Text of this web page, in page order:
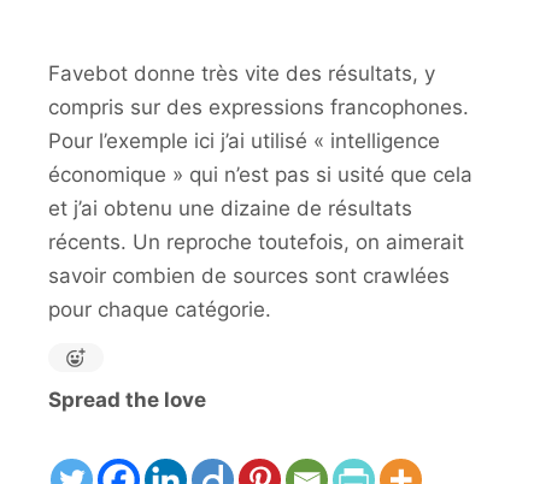
Favebot donne très vite des résultats, y
compris sur des expressions francophones.
Pour l’exemple ici j’ai utilisé « intelligence
économique » qui n’est pas si usité que cela
et j’ai obtenu une dizaine de résultats
récents. Un reproche toutefois, on aimerait
savoir combien de sources sont crawlées
pour chaque catégorie.
Spread the love